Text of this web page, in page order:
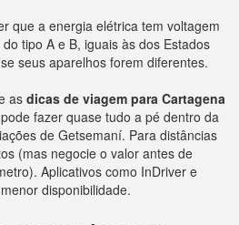
que a energia elétrica tem voltagem
tipo A e B, iguais às dos Estados
seus aparelhos forem diferentes.
as dicas de viagem para Cartagena
fazer quase tudo a pé dentro da
de Getsemaní. Para distâncias
(mas negocie o valor antes de
Aplicativos como InDriver e
disponibilidade.